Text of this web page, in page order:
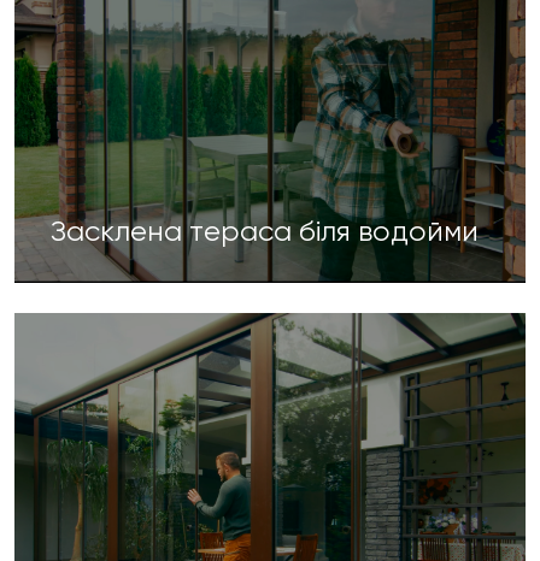
Засклена тераса біля водойми